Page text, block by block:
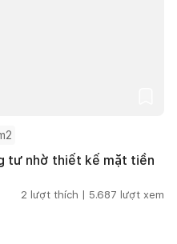
tư nhờ thiết kế mặt tiền
2 lượt thích | 5.687 lượt xem